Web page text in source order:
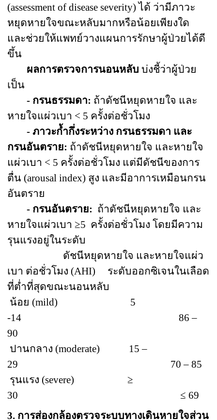
(assessment of disease severity)ได้ ว่ามีภาวะ
หยุดหายใจขณะหลับมากหรือน้อยเพียงใด
และช่วยให้แพทย์วางแผนการรักษาผู้ป่วยได้ดี
ขึ้น
ผลการตรวจการนอนหลับ บ่งชี้ว่าผู้ป่วย
เป็น
- กรนธรรมดา: ถ้าดัชนีหยุดหายใจ และ
หายใจแผ่วเบา < 5 ครั้งต่อชั่วโมง
- ภาวะก้ำกึ่งระหว่าง กรนธรรมดา และ
กรนอันตราย: ถ้าดัชนีหยุดหายใจ และหายใจ
แผ่วเบา < 5 ครั้งต่อชั่วโมง แต่มีดัชนีของการ
ตื่น (arousal index) สูง และมีอาการเหมือนกรน
อันตราย
- กรนอันตราย: ถ้าดัชนีหยุดหายใจ และ
หายใจแผ่วเบา ≥5 ครั้งต่อชั่วโมง โดยมีความ
รุนแรงอยู่ในระดับ
ดัชนีหยุดหายใจ และหายใจแผ่ว
เบา ต่อชั่วโมง (AHI) ระดับออกซิเจนในเลือด
ที่ต่ำที่สุดขณะนอนหลับ
น้อย (mild) 5
-14 86 –
90
ปานกลาง (moderate) 15 –
29 70 – 85
รุนแรง (severe) ≥
30
≤ 69
3. การส่องกล้องตรวจระบบทางเดินหายใจส่วน